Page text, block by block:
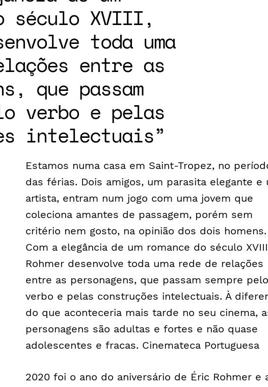
século XVIII,
toda uma
entre as
que passam
verbo e pelas
intelectuais
Estamos numa casa em Saint-Tropez, no
das férias. Dois amigos, um parasita elegante e
artista, entram num jogo com uma jovem que
coleciona amantes de passagem, porém sem
critério nem gosto, na opinião dos dois homens.
Com a elegância de um romance do século
Rohmer desenvolve toda uma rede de relações
entre as personagens, que passam sempre pelo
verbo e pelas construções intelectuais. À
do que aconteceria mais tarde no seu cinema,
personagens são adultas e fortes e não quase
adolescentes e fracas. Cinemateca Portuguesa
2020 foi o ano do aniversário de Éric Rohmer e